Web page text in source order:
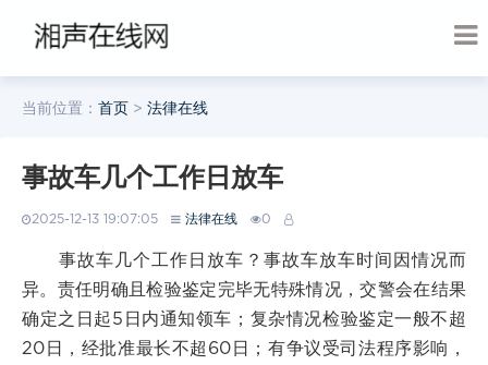
当前位置： 首页 > 法律在线
事故车几个工作日放车
2025-12-13 19:07:05 法律在线 0
事故车几个工作日放车？事故车放车时间因情况而
异。责任明确且检验鉴定完毕无特殊情况，交警会在结果
确定之日起5日内通知领车；复杂情况检验鉴定一般不超
20日，经批准最长不超60日；有争议受司法程序影响，